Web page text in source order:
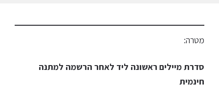
מטרה:
סדרת מיילים ראשונה ליד לאחר הרשמה למתנה
חינמית